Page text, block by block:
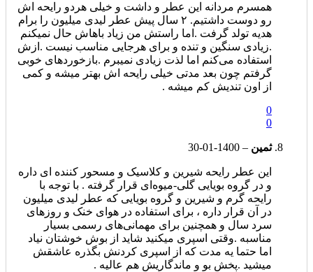
همسرم مردانه این عطر و داشت و خیلی هردو رایحه اش
رو دوست داشتیم. ۲ سال پیش عطر لیدی میلیون را برام
هدیه تولد گرفت .اما راستش من زیاد باهاش حال نمیکنم
.زیادی سنگین و تنده و برای هرجایی مناسب نیست .ازش
استفاده می‌کنم اما لذت زیادی نمیبرم .بازخوردهای خوبی
گرفتم چون بعد مدتی خیلی رایحه اش بهتر میشه و کمی
از اون تندیش کم میشه .
0
0
ثمين –
1400-01-30
اين عطر رایحه شیرین و کلاسیک و مسحور کننده ای داره
و در گروه بویایی گلی-میوه‌ای قرار گرفته . با توجه با
رایحه گرم و شیرین و گروه بویایی که عطر لیدی میلیون
در آن قرار داره ، برای استفاده در هوای خنک و روزهای
سرد سال و همچنین برای مهمانی‌های رسمی بسیار
مناسبه .وقتی اسپری میکنید شاید از بوش خوشتان نیاد
اما حتما یه مدت که از اسپری کردنش بگذره عاشقش
میشید .پخش بو و ماندگاریش هم عالیه .